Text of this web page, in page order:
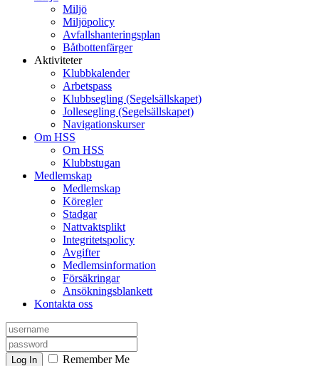
Miljö
Miljöpolicy
Avfallshanteringsplan
Båtbottenfärger
Aktiviteter
Klubbkalender
Arbetspass
Klubbsegling (Segelsällskapet)
Jollesegling (Segelsällskapet)
Navigationskurser
Om HSS
Om HSS
Klubbstugan
Medlemskap
Medlemskap
Köregler
Stadgar
Nattvaktsplikt
Integritetspolicy
Avgifter
Medlemsinformation
Försäkringar
Ansökningsblankett
Kontakta oss
Log In
Remember Me